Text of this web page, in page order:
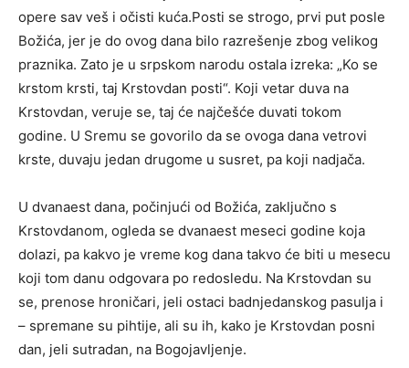
opere sav veš i očisti kuća.Posti se strogo, prvi put posle
Božića, jer je do ovog dana bilo razrešenje zbog velikog
praznika. Zato je u srpskom narodu ostala izreka: „Ko se
krstom krsti, taj Krstovdan posti“. Koji vetar duva na
Krstovdan, veruje se, taj će najčešće duvati tokom
godine. U Sremu se govorilo da se ovoga dana vetrovi
krste, duvaju jedan drugome u susret, pa koji nadjača.
U dvanaest dana, počinjući od Božića, zaključno s
Krstovdanom, ogleda se dvanaest meseci godine koja
dolazi, pa kakvo je vreme kog dana takvo će biti u mesecu
koji tom danu odgovara po redosledu. Na Krstovdan su
se, prenose hroničari, jeli ostaci badnjedanskog pasulja i
– spremane su pihtije, ali su ih, kako je Krstovdan posni
dan, jeli sutradan, na Bogojavljenje.